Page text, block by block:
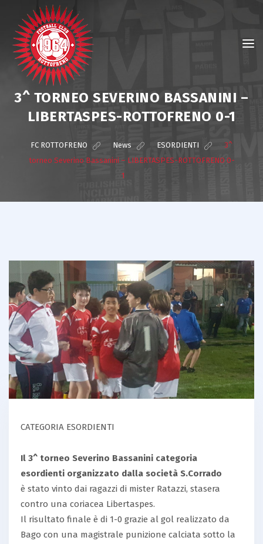
3^ TORNEO SEVERINO BASSANINI –
LIBERTASPES-ROTTOFRENO 0-1
FC ROTTOFRENO News ESORDIENTI
3^
torneo Severino Bassanini – LIBERTASPES-ROTTOFRENO 0-
1
CATEGORIA ESORDIENTI
Il 3^ torneo Severino Bassanini categoria
esordienti organizzato dalla società S.Corrado
è stato vinto dai ragazzi di mister Ratazzi, stasera
contro una coriacea Libertaspes.
Il risultato finale è di 1-0 grazie al gol realizzato da
Bago con una magistrale punizione calciata sotto la